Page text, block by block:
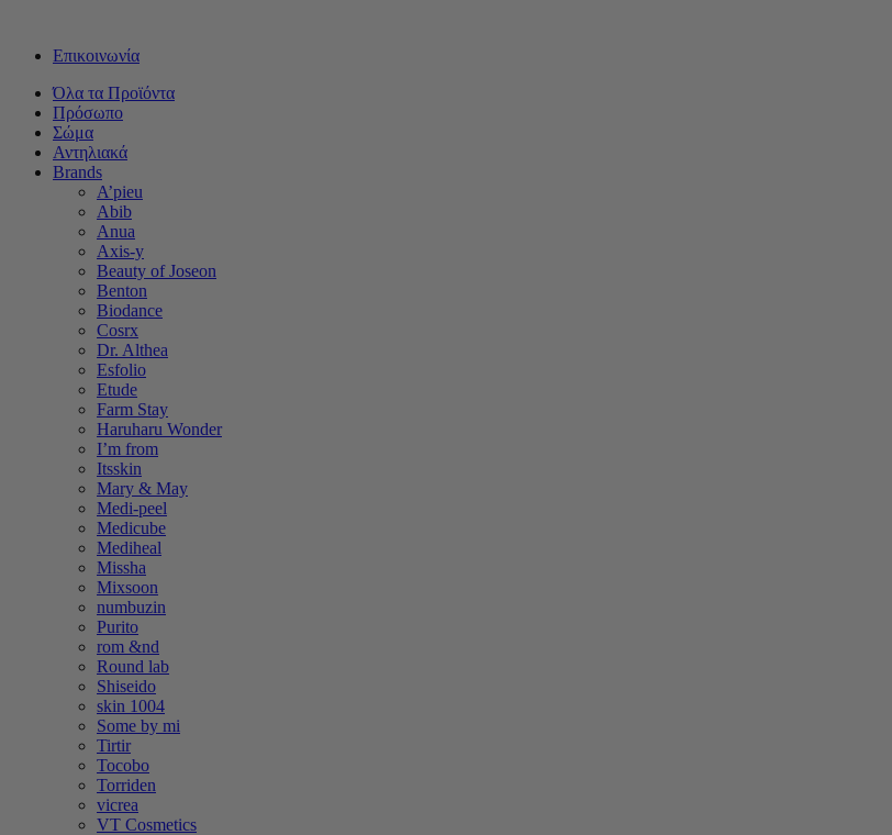
Επικοινωνία
Όλα τα Προϊόντα
Πρόσωπο
Σώμα
Αντηλιακά
Brands
A’pieu
Abib
Anua
Axis-y
Beauty of Joseon
Benton
Biodance
Cosrx
Dr. Althea
Esfolio
Etude
Farm Stay
Haruharu Wonder
I’m from
Itsskin
Mary & May
Medi-peel
Medicube
Mediheal
Missha
Mixsoon
numbuzin
Purito
rom &nd
Round lab
Shiseido
skin 1004
Some by mi
Tirtir
Tocobo
Torriden
vicrea
VT Cosmetics